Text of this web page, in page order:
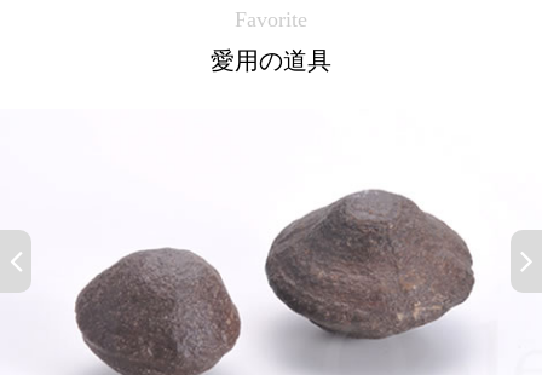
Favorite
愛用の道具